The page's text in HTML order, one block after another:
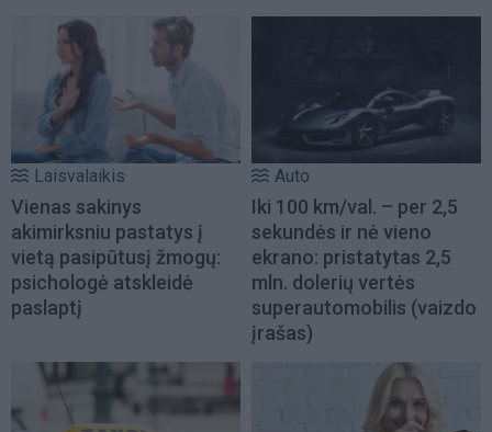
Laisvalaikis
Vienas sakinys
akimirksniu pastatys į
vietą pasipūtusį žmogų:
psichologė atskleidė
paslaptį
Auto
Iki 100 km/val. – per 2,5
sekundės ir nė vieno
ekrano: pristatytas 2,5
mln. dolerių vertės
superautomobilis (vaizdo
įrašas)